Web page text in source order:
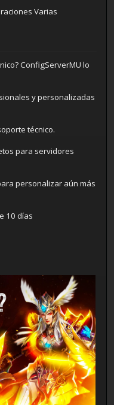
Varias
ConfigServerMU lo
y personalizadas
técnico.
para servidores
personalizar aún más
10 días